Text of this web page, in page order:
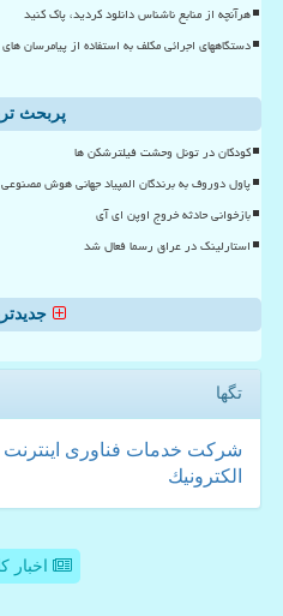
هرآنچه از منابع ناشناس دانلود کردید، پاک کنید
دستگاههای اجرائی مکلف به استفاده از پیامرسان
پربحث
کودکان در تونل وحشت فیلترشکن ها
پاول دوروف به برندگان المپیاد جهانی هوش
بازخوانی حادثه خروج اوپن ای آی
استارلینک در عراق رسما فعال شد
تگها
شركت خدمات فناوری اینترنت
الكترونیك
اخبار